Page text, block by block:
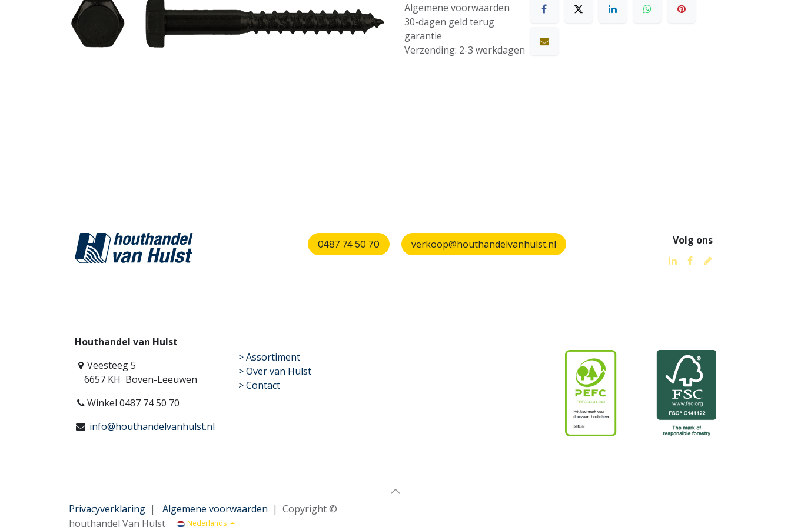
Algemene voorwaarden
30-dagen geld terug
garantie
Verzending: 2-3 werkdagen
verkoop@houthandelvanhulst.nl Volg ons
0487 74 50 70
Houthandel van Hulst
Veesteeg 5
6657 KH Boven-Leeuwen
Winkel 0487 74 50 70
info@houthandelvanhulst.nl
​>Assortiment
> Over van Hulst
> Contact
Privacyverklaring | Algemene voorwaarden | Copyright ©
houthandel Van Hulst
Nederlands